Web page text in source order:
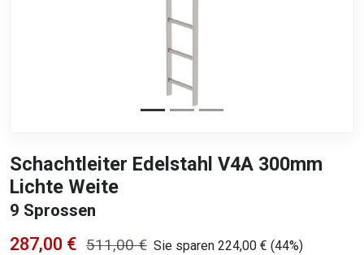
Schachtleiter Edelstahl V4A 300mm
Lichte Weite
9 Sprossen
287,00 € 511,00 € Sie sparen 224,00 € (44%)